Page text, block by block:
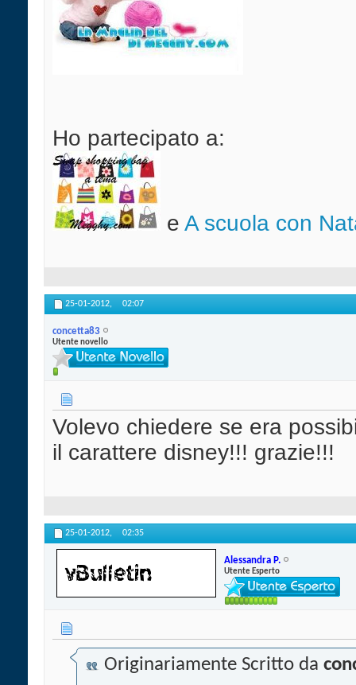
Ho partecipato a:
e A scuola con
25-01-2012, 02:07
concetta83
Utente novello
Volevo chiedere se era
il carattere disney!!! grazie!!!
25-01-2012, 02:35
Alessandra P.
Utente Esperto
Originariamente Scritto da